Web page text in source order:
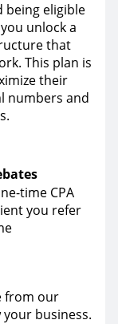
being eligible
unlock a
that
This plan is
their
numbers and
time CPA
you refer
from our
business.